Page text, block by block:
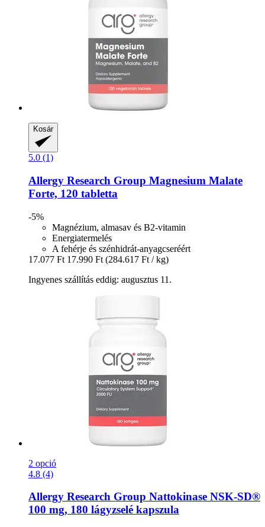
Kosár
5.0 (1)
Allergy Research Group Magnesium Malate
Forte, 120 tabletta
-5%
Magnézium, almasav és B2-vitamin
Energiatermelés
A fehérje és szénhidrát-anyagcseréért
17.077 Ft 17.990 Ft (284.617 Ft / kg)
Ingyenes szállítás eddig: augusztus 11.
2 opció
4.8 (4)
Allergy Research Group Nattokinase NSK-​SD®
100 mg, 180 lágyzselé kapszula